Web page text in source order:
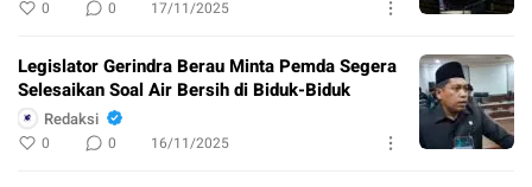
0 0 17/11/2025
Legislator Gerindra Berau Minta Pemda Segera
Selesaikan Soal Air Bersih di Biduk-Biduk
Redaksi
0 0 16/11/2025